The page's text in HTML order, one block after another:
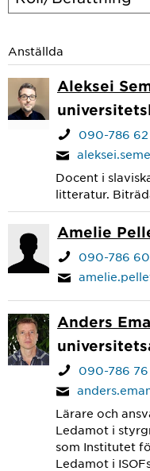
Anställda
Aleksei
090-786
Docent i
litteratur.
Amelie
090-786
Anders
090-786 76
Lärare och
Ledamot i
som Institutet
Ledamot i